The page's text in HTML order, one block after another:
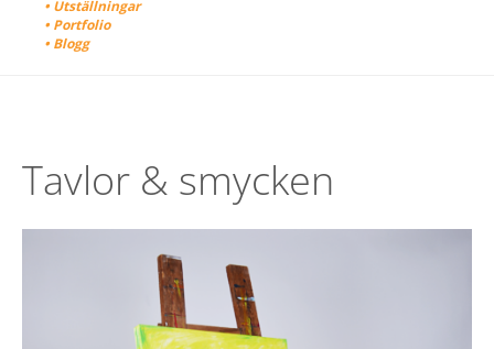
• Utställningar
• Portfolio
• Blogg
Tavlor & smycken